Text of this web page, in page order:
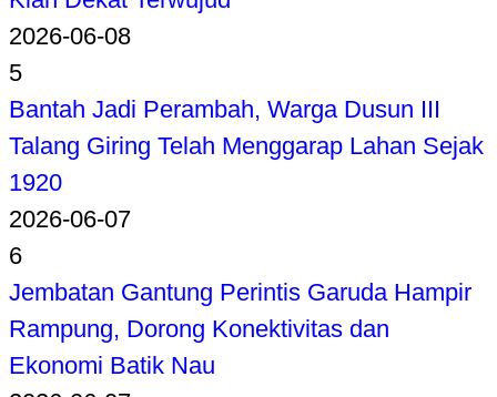
2026-06-08
5
Bantah Jadi Perambah, Warga Dusun III
Talang Giring Telah Menggarap Lahan Sejak
1920
2026-06-07
6
Jembatan Gantung Perintis Garuda Hampir
Rampung, Dorong Konektivitas dan
Ekonomi Batik Nau